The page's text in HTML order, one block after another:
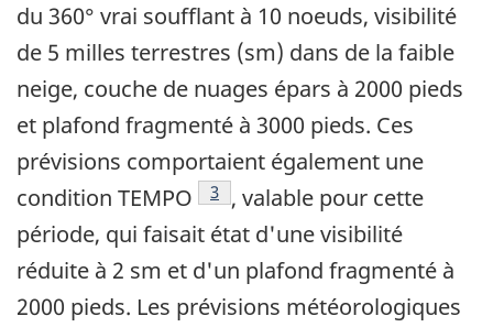
du 360° vrai soufflant à 10 noeuds, visibilité
de 5 milles terrestres (sm) dans de la faible
neige, couche de nuages épars à 2000 pieds
et plafond fragmenté à 3000 pieds. Ces
prévisions comportaient également une
condition TEMPO
Note de bas de page
3 , valable pour cette
période, qui faisait état d'une visibilité
réduite à 2 sm et d'un plafond fragmenté à
2000 pieds. Les prévisions météorologiques